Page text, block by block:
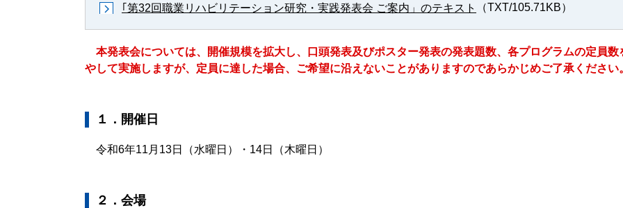
｢第32回職業リハビリテーション研究・実践発表会 ご案内」のテキスト
（TXT/105.71KB）
本発表会については、開催規模を拡大し、口頭発表及びポスター発表の発表題数、各プログラムの定員数
やして実施しますが、定員に達した場合、ご希望に沿えないことがありますのであらかじめご了承ください
１．開催日
令和6年11月13日（水曜日）・14日（木曜日）
２．会場